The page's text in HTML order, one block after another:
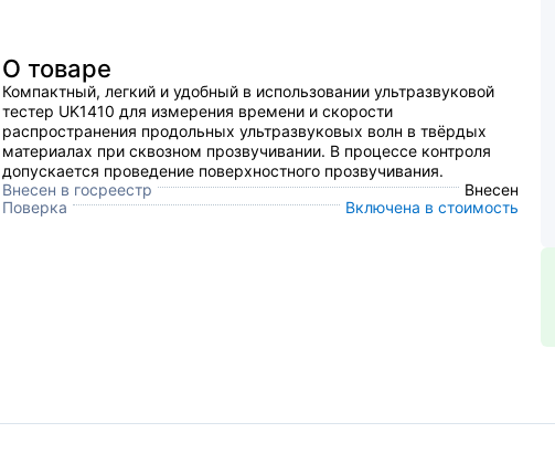
О товаре
Компактный, легкий и удобный в использовании ультразвуковой
тестер UK1410 для измерения времени и скорости
распространения продольных ультразвуковых волн в твёрдых
материалах при сквозном прозвучивании. В процессе контроля
допускается проведение поверхностного прозвучивания.
Внесен в госреестр
Внесен
Поверка
Включена в стоимость